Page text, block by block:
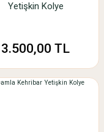
Yetişkin Kolye
3.500,00 TL